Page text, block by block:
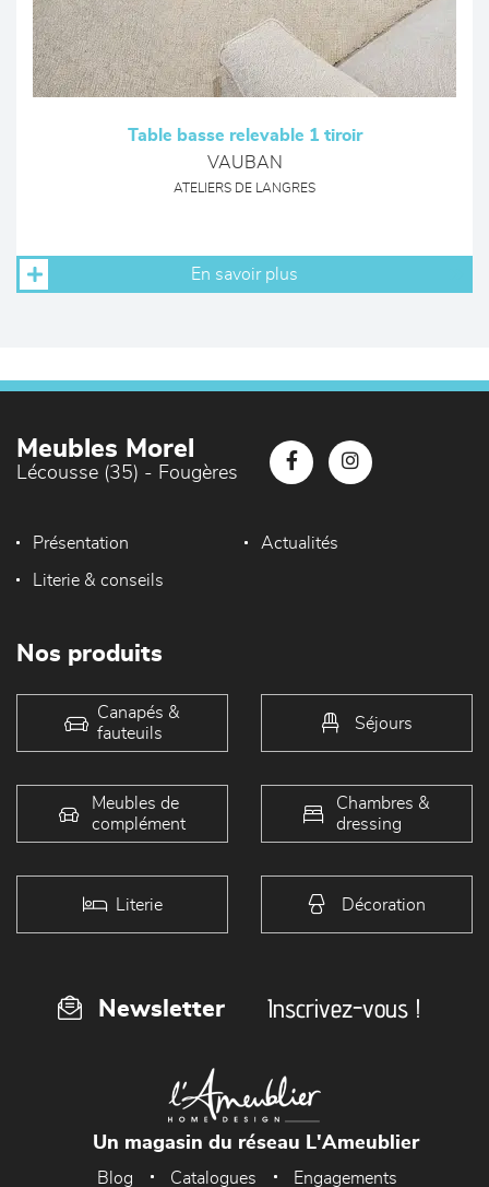
Table basse relevable 1 tiroir
VAUBAN
ATELIERS DE LANGRES
En savoir plus
Meubles Morel
Lécousse (35) - Fougères
Présentation Actualités
Literie & conseils
Nos produits
Canapés &
fauteuils
Séjours
Meubles de
complément
Chambres &
dressing
Literie Décoration
Newsletter Inscrivez-vous !
Un magasin du réseau L'Ameublier
Blog Catalogues Engagements